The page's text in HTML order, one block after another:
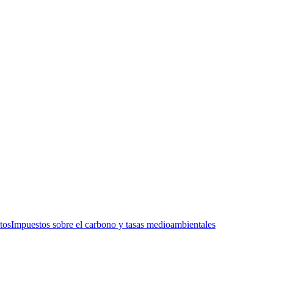
Impuestos sobre el carbono y tasas medioambientales